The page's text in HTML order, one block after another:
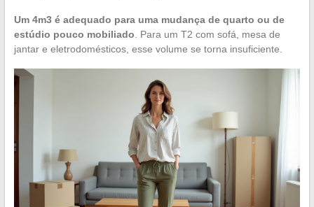
Um 4m3 é adequado para uma mudança de quarto ou de
estúdio pouco mobiliado . Para um T2 com sofá, mesa de
jantar e eletrodomésticos, esse volume se torna insuficiente.